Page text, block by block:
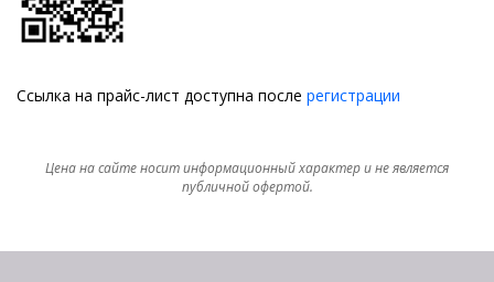
Ссылка на прайс-лист доступна после регистрации
Цена на сайте носит информационный характер и не является
публичной офертой.